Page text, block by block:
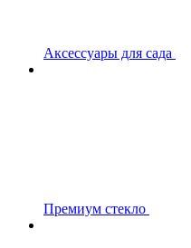
Аксессуары для сада
Премиум стекло